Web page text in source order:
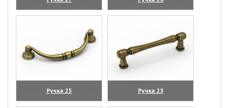
(увеличить)
(увеличить)
Ручка 25
(увеличить)
Ручка 23
(увеличить)